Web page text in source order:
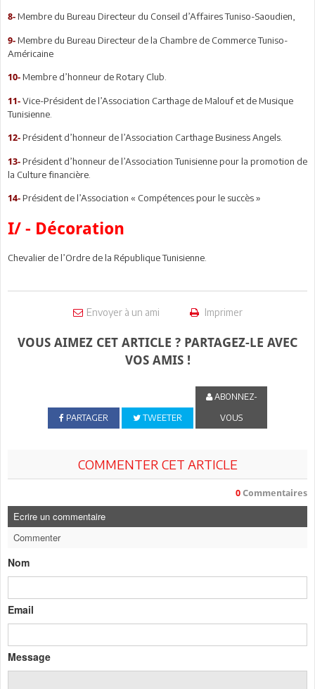
8- Membre du Bureau Directeur du Conseil d’Affaires Tuniso-Saoudien,
9- Membre du Bureau Directeur de la Chambre de Commerce Tuniso-
Américaine
10- Membre d’honneur de Rotary Club.
11- Vice-Président de l’Association Carthage de Malouf et de Musique
Tunisienne.
12- Président d’honneur de l’Association Carthage Business Angels.
13- Président d’honneur de l’Association Tunisienne pour la promotion de
la Culture financière.
14- Président de l’Association « Compétences pour le succès »
I/ - Décoration
Chevalier de l’Ordre de la République Tunisienne.
Envoyer à un ami Imprimer
VOUS AIMEZ CET ARTICLE ? PARTAGEZ-LE AVEC
VOS AMIS !
PARTAGER TWEETER
ABONNEZ-
VOUS
COMMENTER CET ARTICLE
0 Commentaires
Ecrire un commentaire
Commenter
Nom
Email
Message